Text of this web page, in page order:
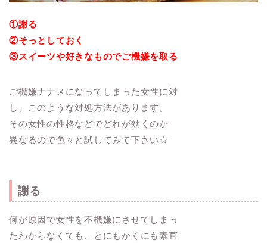
①謝る
②そっとしておく
③スイーツや好きなものでご機嫌を取る
ご機嫌ナナメになってしまった女性に対
し、このような対処方法があります。
その女性の性格などでどれが効くのか
異なるので色々と試してみて下さい☆
謝る
何が原因で女性を不機嫌にさせてしまっ
たわからなくても、とにもかくにも素直